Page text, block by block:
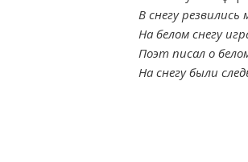
В снегу
На белом снегу
Поэт писал о
На снегу были